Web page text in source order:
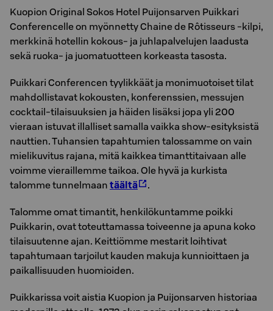
Kuopion Original Sokos Hotel Puijonsarven Puikkari
Conferencelle on myönnetty Chaine de Rôtisseurs -kilpi,
merkkinä hotellin kokous- ja juhlapalvelujen laadusta
sekä ruoka- ja juomatuotteen korkeasta tasosta.
Puikkari Conferencen tyylikkäät ja monimuotoiset tilat
mahdollistavat kokousten, konferenssien, messujen
cocktail-tilaisuuksien ja häiden lisäksi jopa yli 200
vieraan istuvat illalliset samalla vaikka show-esityksistä
nauttien. Tuhansien tapahtumien talossamme on vain
mielikuvitus rajana, mitä kaikkea timanttitaivaan alle
voimme vieraillemme taikoa. Ole hyvä ja kurkista
talomme tunnelmaan täältä .
Talomme omat timantit, henkilökuntamme poikki
Puikkarin, ovat toteuttamassa toiveenne ja apuna koko
tilaisuutenne ajan. Keittiömme mestarit loihtivat
tapahtumaan tarjoilut kauden makuja kunnioittaen ja
paikallisuuden huomioiden.
Puikkarissa voit aistia Kuopion ja Puijonsarven historiaa